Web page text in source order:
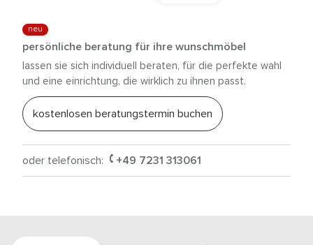
neu
persönliche beratung für ihre wunschmöbel
lassen sie sich individuell beraten, für die perfekte wahl
und eine einrichtung, die wirklich zu ihnen passt.
kostenlosen beratungstermin buchen
oder telefonisch: +49 7231 313061